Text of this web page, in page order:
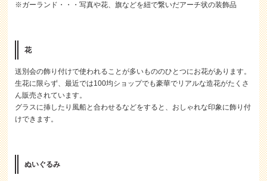
※ガーランド・・・写真や花、旗などを紐で繋いだアーチ状の装飾品
花
送別会の飾り付けで使われることが多いもののひとつにお花があります。
生花に限らず、最近では100均ショップでも豪華でリアルな造花がたくさ
ん販売されています。
グラスに挿したり風船と合わせるなどをすると、おしゃれな印象に飾り付
けできます。
ぬいぐるみ